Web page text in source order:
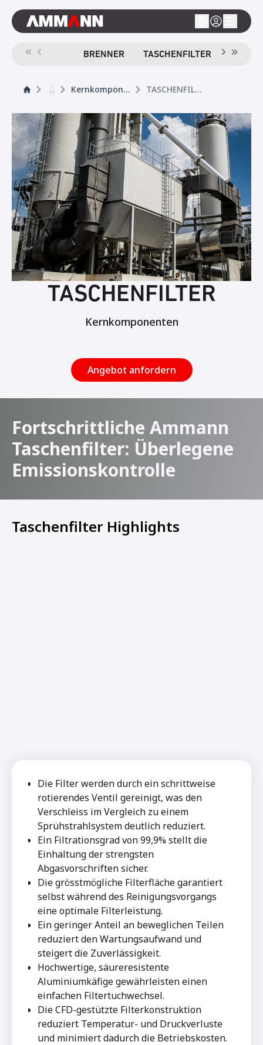
BRENNER TASCHENFILTER SIEB
... Kernkomponenten TASCHENFILTER
TASCHENFILTER
Kernkomponenten
Angebot anfordern
Fortschrittliche Ammann
Taschenfilter: Überlegene
Emissionskontrolle
Taschenfilter Highlights
Die Filter werden durch ein schrittweise
rotierendes Ventil gereinigt, was den
Verschleiss im Vergleich zu einem
Sprühstrahlsystem deutlich reduziert.
Ein Filtrationsgrad von 99,9% stellt die
Einhaltung der strengsten
Abgasvorschriften sicher.
Die grösstmögliche Filterfläche garantiert
selbst während des Reinigungsvorgangs
eine optimale Filterleistung.
Ein geringer Anteil an beweglichen Teilen
reduziert den Wartungsaufwand und
steigert die Zuverlässigkeit.
Hochwertige, säureresistente
Aluminiumkäfige gewährleisten einen
einfachen Filtertuchwechsel.
Die CFD-gestützte Filterkonstruktion
reduziert Temperatur- und Druckverluste
und minimiert dadurch die Betriebskosten.